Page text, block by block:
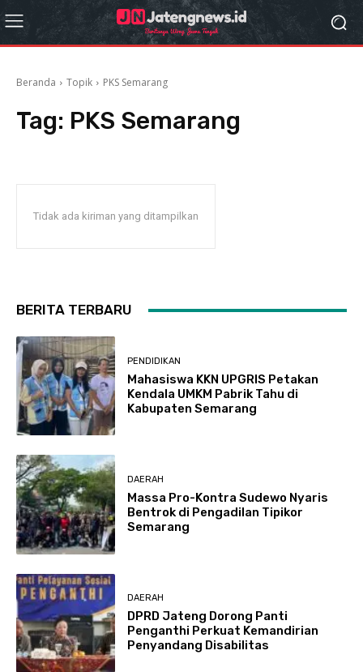
Beranda Topik PKS Semarang
Tag: PKS Semarang
Tidak ada kiriman yang ditampilkan
BERITA TERBARU
PENDIDIKAN
Mahasiswa KKN UPGRIS Petakan
Kendala UMKM Pabrik Tahu di
Kabupaten Semarang
DAERAH
Massa Pro-Kontra Sudewo Nyaris
Bentrok di Pengadilan Tipikor
Semarang
DAERAH
DPRD Jateng Dorong Panti
Penganthi Perkuat Kemandirian
Penyandang Disabilitas